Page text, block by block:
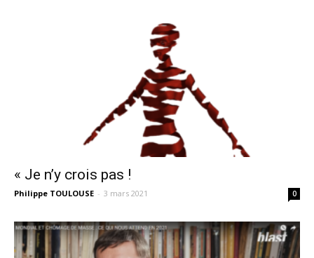
« Je n’y crois pas !
Philippe TOULOUSE - 3 mars 2021 0